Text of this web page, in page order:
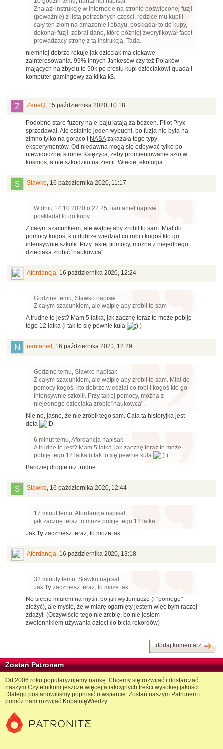
Znalazł instrukcję w internecie na stronie poświęconej fuzji
(poważnie) z listą potrzebnych części, rodzice mu kupili
cały ten złom na amazonie i ebayu, poskładał to do kupy,
dokonał fuzji, zebrał dane, które później zweryfikował facet
prowadzący stronę z tą instrukcją. Tada.
niemniej dobrze rokuje jak dzieciak ma ciekawe
zainteresowania. 99% innych Jankesów czy też Polaków
mających na zbyciu te 50k po prostu kupi dzieciakowi quada i
komputer gamingowy za kilka k$.
ZeneQ, 15 października 2020, 10:18
Podobno stare fuzory na e-baju latają za bezcen. Pilot Pryx
sprzedawał. Ale ostatnio jeden wybuchł, bo fuzja nie była na
zimno tylko na gorąco i NASAzakazała tego typy
eksperymentów. Od niedawna mogą się odbywać tylko po
niewidocznej stronie Księżyca, żeby promieniowanie szło w
kosmos, a nie szkodziło na Ziemi. Wiecie, ekologia.
Sławko, 16 października 2020, 11:17
W dniu 14.10.2020 o 22:25, nantaniel napisał:
poskładał to do kupy
Z całym szacunkiem, ale wątpię aby zrobił to sam. Miał do
pomocy kogoś, kto dobrze wiedział co robi i kogoś kto go
intensywnie szkolił. Przy takiej pomocy, można z niejednego
dzieciaka zrobić "naukowca".
Afordancja, 16 października 2020, 12:24
Godzinę temu, Sławko napisał:
Z całym szacunkiem, ale wątpię aby zrobił to sam
A trudne to jest? Mam 5 latka, jak zacznę teraz to może pobiję
tego 12 latka (i tak to się pewnie kula
)
nantaniel , 16 października 2020, 12:29
Godzinę temu, Sławko napisał:
Z całym szacunkiem, ale wątpię aby zrobił to sam. Miał do
pomocy kogoś, kto dobrze wiedział co robi i kogoś kto go
intensywnie szkolił. Przy takiej pomocy, można z
niejednego dzieciaka zrobić "naukowca".
Nie no, jasne, że nie zrobił tego sam. Cała ta historyjka jest
dęta
6 minut temu, Afordancja napisał:
A trudne to jest? Mam 5 latka, jak zacznę teraz to może
pobiję tego 12 latka (i tak to się pewnie kula
)
Bardziej drogie niż trudne.
Sławko, 16 października 2020, 12:44
17 minut temu, Afordancja napisał:
jak zacznę teraz to może pobiję tego 12 latka
Jak Ty zaczniesz teraz, to może tak.
Afordancja, 16 października 2020, 13:18
32 minuty temu, Sławko napisał:
Jak Ty zaczniesz teraz, to może tak.
No siebie miałem na myśli, bo jak wytłumaczę (i "pomogę"
złożyć), ale myślę, że w miarę ogarnięty jestem więc bym raczej
zdążył. (Oczywiście tego nie zrobię, bo nie jestem
zwolennikiem używania dzieci do bicia rekordów)
dodaj komentarz
Zostań Patronem
Od 2006 roku popularyzujemy naukę. Chcemy się rozwijać i dostarczać
naszym Czytelnikom jeszcze więcej atrakcyjnych treści wysokiej jakości.
Dlatego postanowiliśmy poprosić o wsparcie. Zostań naszym Patronem i
pomóż nam rozwijać KopalnięWiedzy.